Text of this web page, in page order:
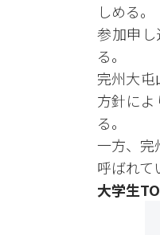
しめる。
参加申
る。
完州大
方針に
る。
一方、完
呼ばれて
大学生